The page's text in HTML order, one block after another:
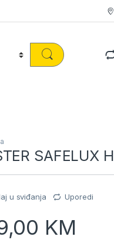
SAFELUX
u sviđanja Uporedi
KM